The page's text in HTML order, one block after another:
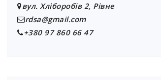
вул. Хліборобів 2, Рівне
rdsa@gmail.com
+380 97 860 66 47